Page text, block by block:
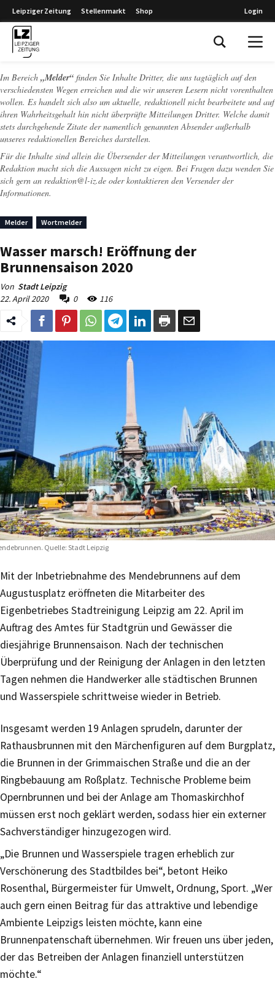
Leipziger Zeitung Stellenmarkt Shop Login
Im Bereich „Melder“ finden Sie Inhalte Dritter, die uns tagtäglich auf den
verschiedensten Wegen erreichen und die wir unseren Lesern nicht vorenthalten
wollen. Es handelt sich also um aktuelle, redaktionell nicht bearbeitete und auf
ihren Wahrheitsgehalt hin nicht überprüfte Mitteilungen Dritter. Welche damit
stets durchgehende Zitate der namentlich genannten Absender außerhalb
unseres redaktionellen Bereiches darstellen.
Für die Inhalte sind allein die Übersender der Mitteilungen verantwortlich, die
Redaktion macht sich die Aussagen nicht zu eigen. Bei Fragen dazu wenden Sie
sich gern an redaktion@l-iz.de oder kontaktieren den Versender der
Informationen.
Melder Wortmelder
Wasser marsch! Eröffnung der
Brunnensaison 2020
Von Stadt Leipzig
22. April 2020
0 116
Quelle: Stadt Leipzig
Mit der Inbetriebnahme des Mendebrunnens auf dem
Augustusplatz eröffneten die Mitarbeiter des
Eigenbetriebes Stadtreinigung Leipzig am 22. April im
Auftrag des Amtes für Stadtgrün und Gewässer die
diesjährige Brunnensaison. Nach der technischen
Überprüfung und der Reinigung der Anlagen in den letzten
Tagen nehmen die Handwerker alle städtischen Brunnen
und Wasserspiele schrittweise wieder in Betrieb.
Insgesamt werden 19 Anlagen sprudeln, darunter der
Rathausbrunnen mit den Märchenfiguren auf dem Burgplatz,
die Brunnen in der Grimmaischen Straße und die an der
Ringbebauung am Roßplatz. Technische Probleme beim
Opernbrunnen und bei der Anlage am Thomaskirchhof
müssen erst noch geklärt werden, sodass hier ein externer
Sachverständiger hinzugezogen wird.
„Die Brunnen und Wasserspiele tragen erheblich zur
Verschönerung des Stadtbildes bei“, betont Heiko
Rosenthal, Bürgermeister für Umwelt, Ordnung, Sport. „Wer
auch gern einen Beitrag für das attraktive und lebendige
Ambiente Leipzigs leisten möchte, kann eine
Brunnenpatenschaft übernehmen. Wir freuen uns über jeden,
der das Betreiben der Anlagen finanziell unterstützen
möchte.“